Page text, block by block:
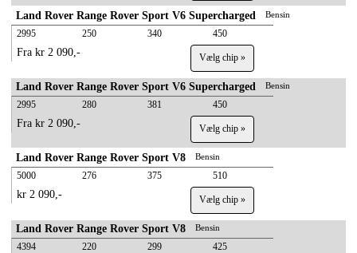
Land Rover Range Rover Sport V6 Supercharged Bensin
2995 250 340 450
Fra kr 2 090,- Vælg chip »
Land Rover Range Rover Sport V6 Supercharged Bensin
2995 280 381 450
Fra kr 2 090,- Vælg chip »
Land Rover Range Rover Sport V8 Bensin
5000 276 375 510
kr 2 090,- Vælg chip »
Land Rover Range Rover Sport V8 Bensin
4394 220 299 425